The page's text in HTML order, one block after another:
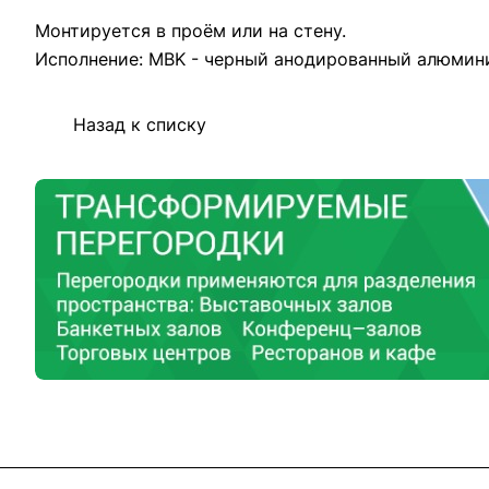
Монтируется в проём или на стену.
Исполнение: MBK - черный анодированный
Назад к списку